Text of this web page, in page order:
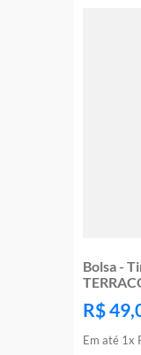
Bolsa -
R$49,
Em até 1x